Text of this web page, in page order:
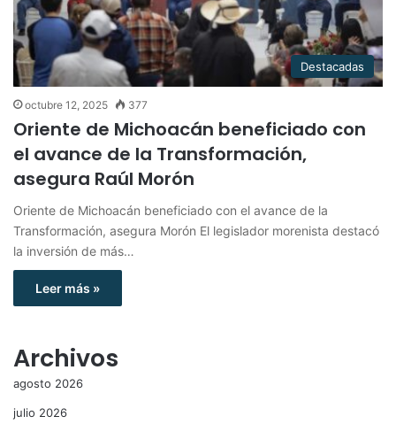
Destacadas
octubre 12, 2025 377
Oriente de Michoacán beneficiado con
el avance de la Transformación,
asegura Raúl Morón
Oriente de Michoacán beneficiado con el avance de la
Transformación, asegura Morón El legislador morenista destacó
la inversión de más…
Leer más »
Archivos
agosto 2026
julio 2026